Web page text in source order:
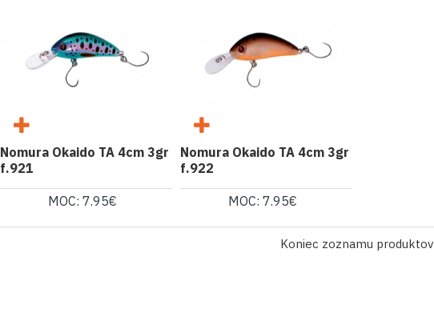
Nomura Okaido TA 4cm 3gr
f.921
MOC: 7.95€
Nomura Okaido TA 4cm 3gr
f.922
MOC: 7.95€
Koniec zoznamu produktov